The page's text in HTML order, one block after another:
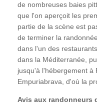
de nombreuses baies
que l'on aperçoit les
partie de la scène est
de terminer la
dans l'un des
dans la Méditerranée,
jusqu'à l'hébergement à
Empuriabrava, d'où la
Avis aux randonneurs